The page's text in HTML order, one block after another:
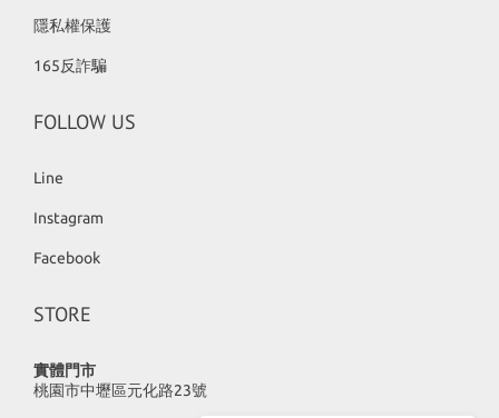
隱私權保護
165反詐騙
FOLLOW US
Line
Instagram
Facebook
STORE
實體門市
桃園市中壢區元化路23號